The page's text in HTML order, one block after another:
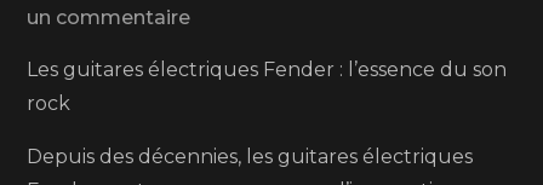
un commentaireon
Guitares
Fender
Les guitares électriques Fender : l’essence du son
rock
Depuis des décennies, les guitares électriques